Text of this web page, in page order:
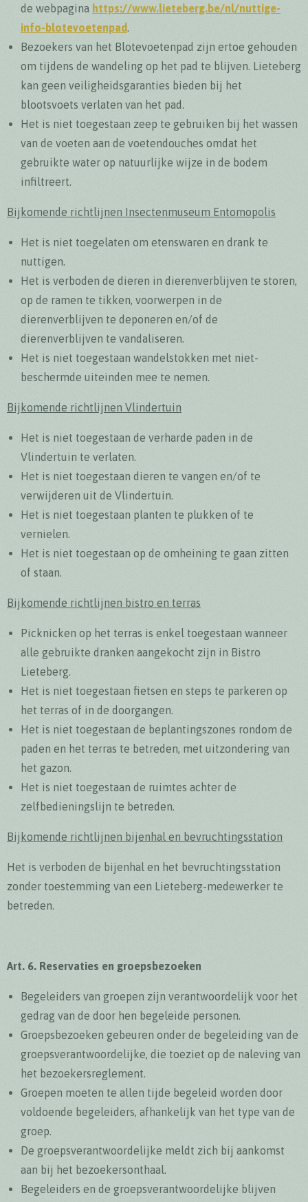
de webpagina https://www.lieteberg.be/nl/nuttige-
info-blotevoetenpad.
Bezoekers van het Blotevoetenpad zijn ertoe gehouden
om tijdens de wandeling op het pad te blijven. Lieteberg
kan geen veiligheidsgaranties bieden bij het
blootsvoets verlaten van het pad.
Het is niet toegestaan zeep te gebruiken bij het wassen
van de voeten aan de voetendouches omdat het
gebruikte water op natuurlijke wijze in de bodem
infiltreert.
Bijkomende richtlijnen Insectenmuseum Entomopolis
Het is niet toegelaten om etenswaren en drank te
nuttigen.
Het is verboden de dieren in dierenverblijven te storen,
op de ramen te tikken, voorwerpen in de
dierenverblijven te deponeren en/of de
dierenverblijven te vandaliseren.
Het is niet toegestaan wandelstokken met niet-
beschermde uiteinden mee te nemen.
Bijkomende richtlijnen Vlindertuin
Het is niet toegestaan de verharde paden in de
Vlindertuin te verlaten.
Het is niet toegestaan dieren te vangen en/of te
verwijderen uit de Vlindertuin.
Het is niet toegestaan planten te plukken of te
vernielen.
Het is niet toegestaan op de omheining te gaan zitten
of staan.
Bijkomende richtlijnen bistro en terras
Picknicken op het terras is enkel toegestaan wanneer
alle gebruikte dranken aangekocht zijn in Bistro
Lieteberg.
Het is niet toegestaan fietsen en steps te parkeren op
het terras of in de doorgangen.
Het is niet toegestaan de beplantingszones rondom de
paden en het terras te betreden, met uitzondering van
het gazon.
Het is niet toegestaan de ruimtes achter de
zelfbedieningslijn te betreden.
Bijkomende richtlijnen bijenhal en bevruchtingsstation
Het is verboden de bijenhal en het bevruchtingsstation
zonder toestemming van een Lieteberg-medewerker te
betreden.
Art. 6. Reservaties en groepsbezoeken
Begeleiders van groepen zijn verantwoordelijk voor het
gedrag van de door hen begeleide personen.
Groepsbezoeken gebeuren onder de begeleiding van de
groepsverantwoordelijke, die toeziet op de naleving van
het bezoekersreglement.
Groepen moeten te allen tijde begeleid worden door
voldoende begeleiders, afhankelijk van het type van de
groep.
De groepsverantwoordelijke meldt zich bij aankomst
aan bij het bezoekersonthaal.
Begeleiders en de groepsverantwoordelijke blijven